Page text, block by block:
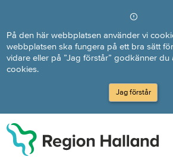
På den här webbplatsen använder vi
webbplatsen ska fungera på ett bra sätt
vidare eller på ”Jag förstår” godkänner du
cookies.
Jag förstår